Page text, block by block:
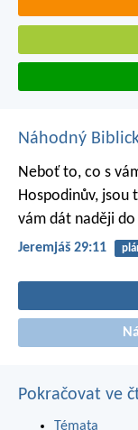
Náhodný
Neboť to, co s
Hospodinův, jsou
vám dát naději
Jeremjáš 29:11
Pokračovat ve
Témata